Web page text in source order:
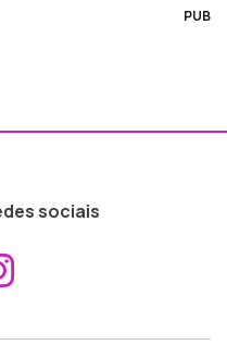
PUB
sociais
ao